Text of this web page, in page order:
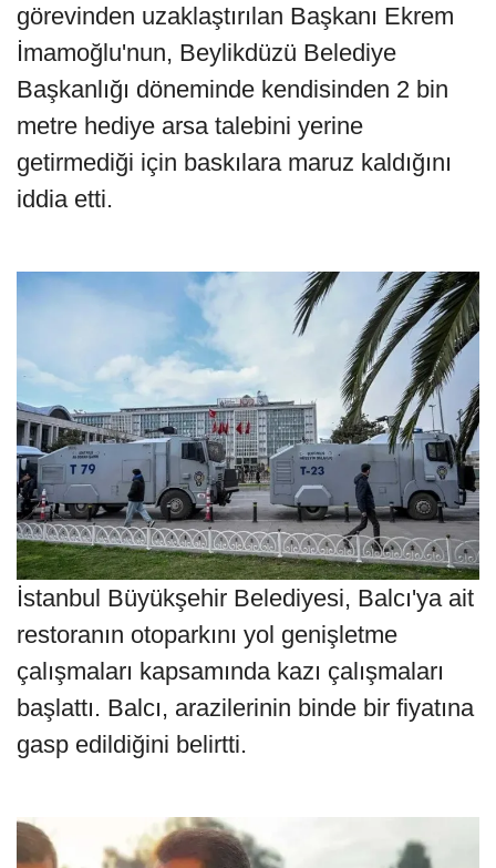
görevinden uzaklaştırılan Başkanı Ekrem
İmamoğlu'nun, Beylikdüzü Belediye
Başkanlığı döneminde kendisinden 2 bin
metre hediye arsa talebini yerine
getirmediği için baskılara maruz kaldığını
iddia etti.
İstanbul Büyükşehir Belediyesi, Balcı'ya ait
restoranın otoparkını yol genişletme
çalışmaları kapsamında kazı çalışmaları
başlattı. Balcı, arazilerinin binde bir fiyatına
gasp edildiğini belirtti.